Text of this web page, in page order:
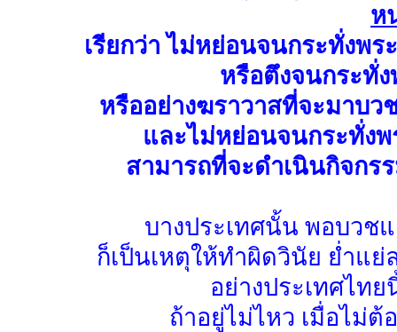
ห
เรียกว่า ไม่หย่อนจนกระทั่งพ
หรือตึงจนกระทั่
หรืออย่างฆราวาสที่จะมาบว
และไม่หย่อนจนกระทั่ง
สามารถที่จะดำเนินกิจกร
บางประเทศนั้น พอบวช
ก็เป็นเหตุให้ทำผิดวินัย ย่ำแ
อย่างประเทศไทย
ถ้าอยู่ไม่ไหว เมื่อไม่ต้